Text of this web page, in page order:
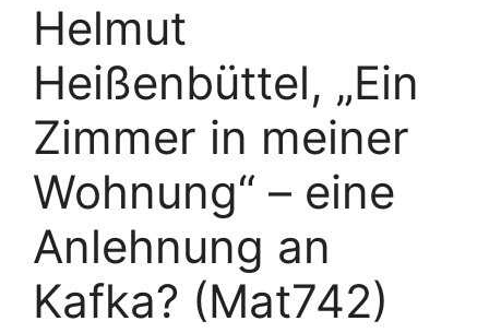
Helmut
Heißenbüttel, „Ein
Zimmer in meiner
Wohnung“ – eine
Anlehnung an
Kafka? (Mat742)